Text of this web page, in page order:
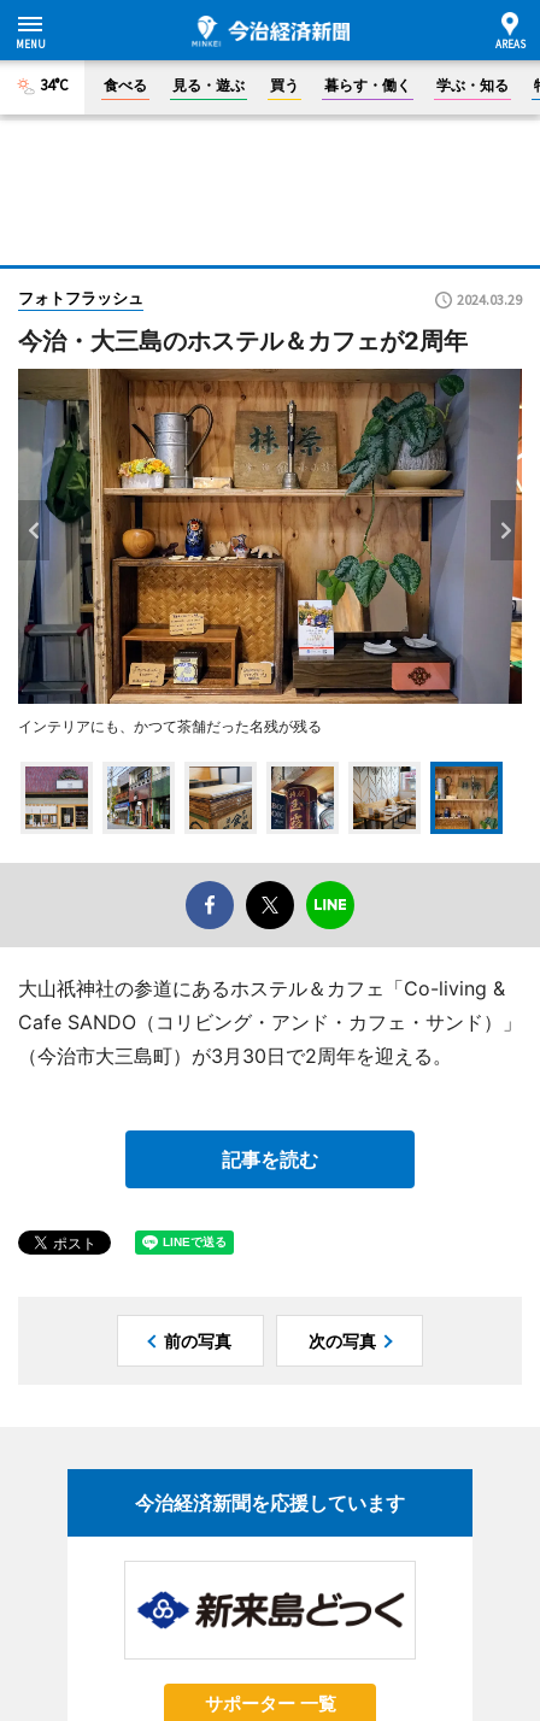
34°C 食べる 見る・遊ぶ 買う 暮らす・働く 学ぶ・知る
フォトフラッシュ 2024.03.29
今治・大三島のホステル＆カフェが2周年
インテリアにも、かつて茶舗だった名残が残る
大山祇神社の参道にあるホステル＆カフェ「Co-living &
Cafe SANDO（コリビング・アンド・カフェ・サンド）」
（今治市大三島町）が3月30日で2周年を迎える。
記事を読む
前の写真 次の写真
今治経済新聞を応援しています
サポーター 一覧